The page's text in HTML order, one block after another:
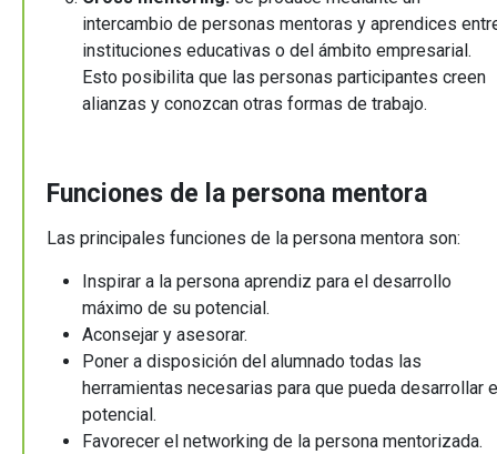
intercambio de personas mentoras y aprendices
instituciones educativas o del ámbito empresarial.
Esto posibilita que las personas participantes creen
alianzas y conozcan otras formas de trabajo.
Funciones de la persona mentora
Las principales funciones de la persona mentora son:
Inspirar a la persona aprendiz para el desarrollo
máximo de su potencial.
Aconsejar y asesorar.
Poner a disposición del alumnado todas las
herramientas necesarias para que pueda desarrollar
potencial.
Favorecer el networking de la persona mentorizada.